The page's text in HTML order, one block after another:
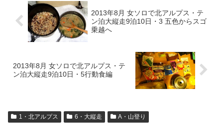
2013年8月 女ソロで北アルプス・テ
ン泊大縦走9泊10日・3 五色からスゴ
乗越へ
2013年8月 女ソロで北アルプス・テ
ン泊大縦走9泊10日・5行動食編
1・北アルプス 6・大縦走 A・山登り